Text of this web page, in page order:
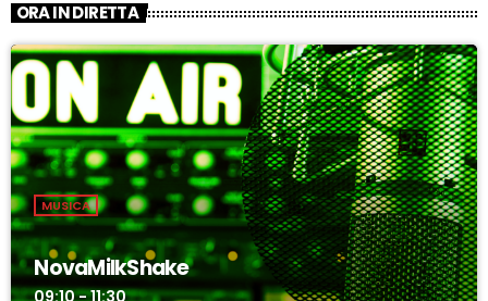
ORA IN DIRETTA
MUSICA
NovaMilkShake